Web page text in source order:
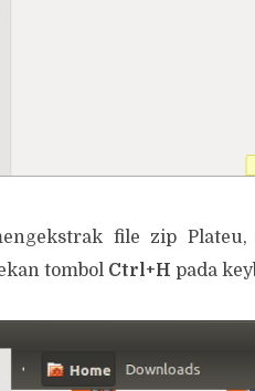
file zip
tombol Ctrl+H pada